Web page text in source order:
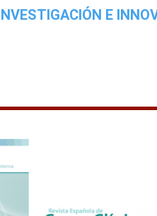
E